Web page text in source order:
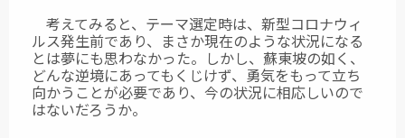
考えてみると、テーマ選定時は、新型コロナウィ
ルス発生前であり、まさか現在のような状況になる
とは夢にも思わなかった。しかし、蘇東坡の如く、
どんな逆境にあってもくじけず、勇気をもって立ち
向かうことが必要であり、今の状況に相応しいので
はないだろうか。